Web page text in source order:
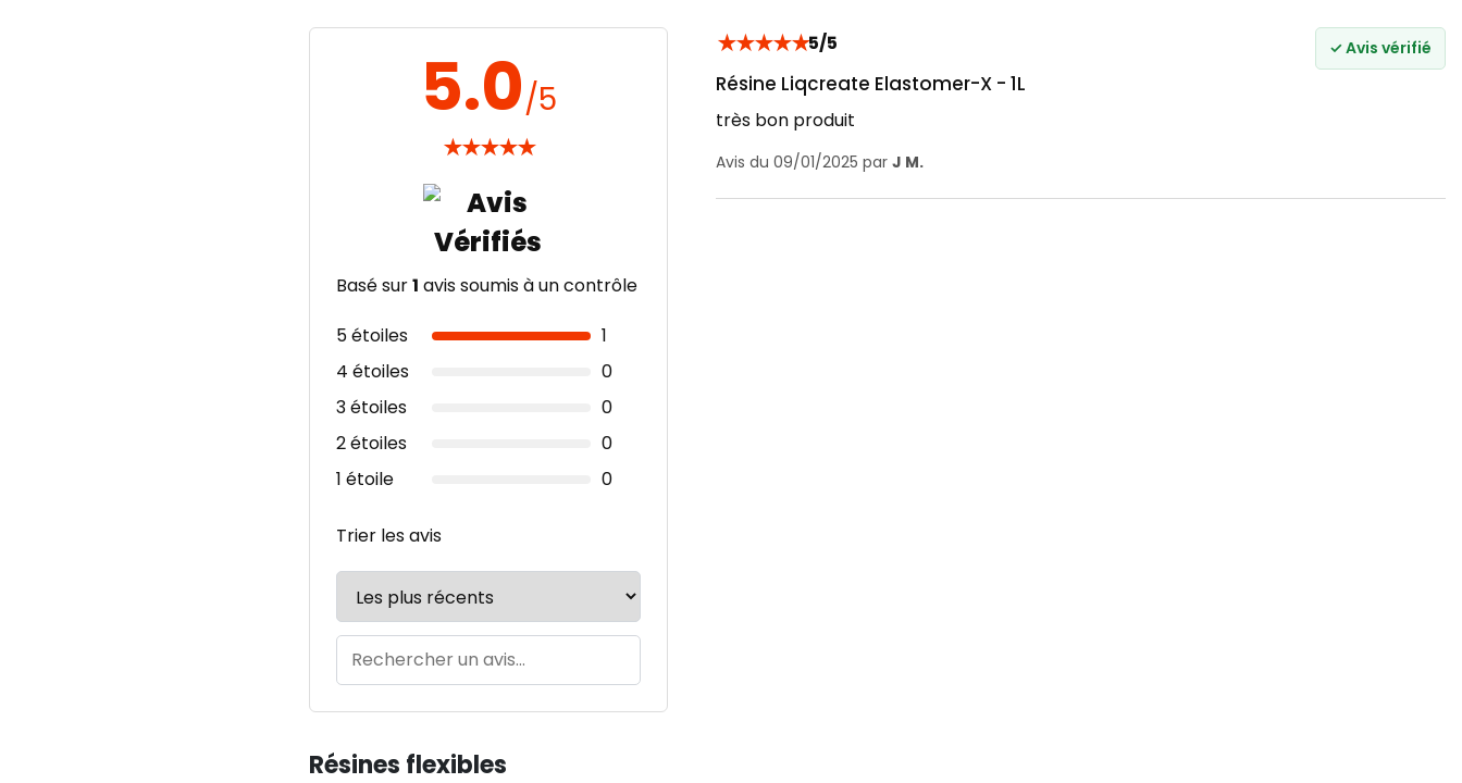
5.0/5
★★★★★
Basé sur1 avis soumis à un contrôle
5 étoiles
1
4 étoiles
0
3 étoiles
0
2 étoiles
0
1 étoile
0
Trier les avis
★★★★★5/5
Résine Liqcreate Elastomer-X - 1L
✓ Avis vérifié
très bon produit
Avis du 09/01/2025 par J M.
Résines flexibles